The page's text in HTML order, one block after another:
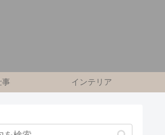
事 インテリア